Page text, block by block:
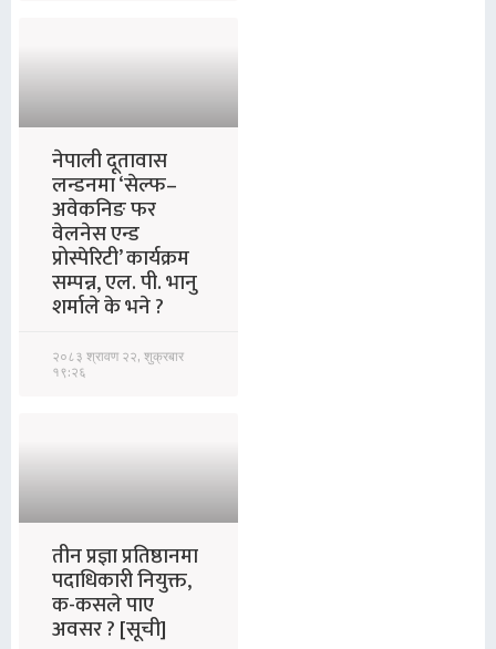
नेपाली दूतावास
लन्डनमा ‘सेल्फ–
अवेकनिङ फर
वेलनेस एन्ड
प्रोस्पेरिटी’ कार्यक्रम
सम्पन्न, एल. पी. भानु
शर्माले के भने ?
२०८३ श्रावण २२, शुक्रबार
१९:२६
तीन प्रज्ञा प्रतिष्ठानमा
पदाधिकारी नियुक्त,
क-कसले पाए
अवसर ? [सूची]